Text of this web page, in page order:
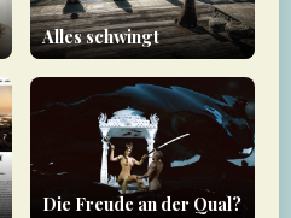
Alles schwingt
Die Freude an der Qual?